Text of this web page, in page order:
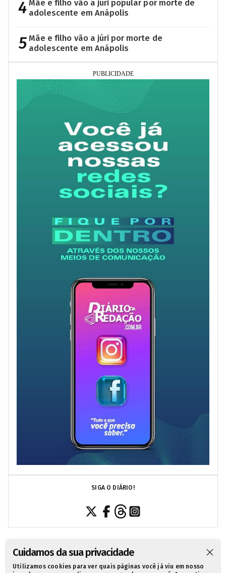
Cuidamos da sua privacidade
Utilizamos cookies para ver quais páginas você já viu em nosso
4 Mãe e filho vão a júri popular por morte de
adolescente em Anápolis
5 Mãe e filho vão a júri por morte de
adolescente em Anápolis
SIGA O DIÁRIO!